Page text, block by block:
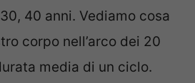
40 anni. Vediamo cosa
corpo nell’arco dei 20
media di un ciclo.